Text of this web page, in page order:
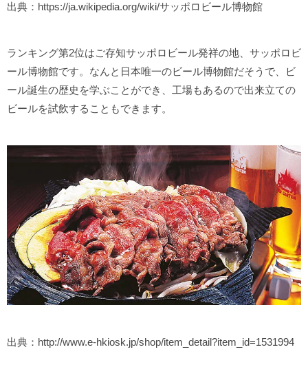
出典：https://ja.wikipedia.org/wiki/サッポロビール博物館
ランキング第2位はご存知サッポロビール発祥の地、サッポロビ
ール博物館です。なんと日本唯一のビール博物館だそうで、ビ
ール誕生の歴史を学ぶことができ、工場もあるので出来立ての
ビールを試飲することもできます。
出典：http://www.e-hkiosk.jp/shop/item_detail?item_id=1531994